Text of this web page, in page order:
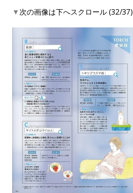
▼次の画像は下へスクロール (32/37)